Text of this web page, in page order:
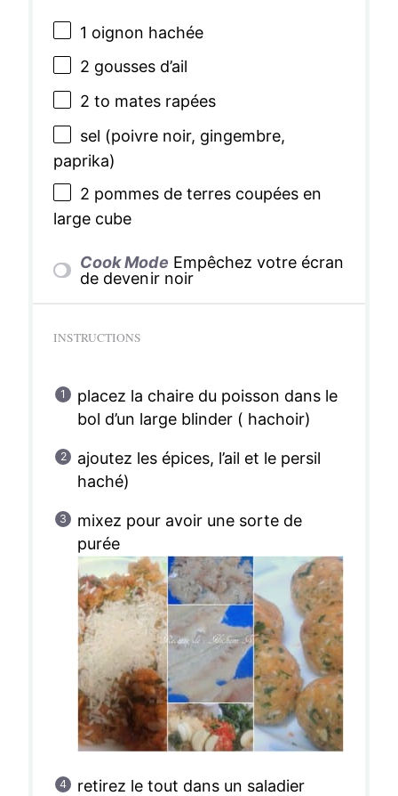
1 oignon hachée
2 gousses d’ail
2 to mates rapées
sel (poivre noir, gingembre,
paprika)
2 pommes de terres coupées en
large cube
Cook Mode Empêchez votre écran
de devenir noir
INSTRUCTIONS
placez la chaire du poisson dans le
bol d’un large blinder ( hachoir)
ajoutez les épices, l’ail et le persil
haché)
mixez pour avoir une sorte de
purée
retirez le tout dans un saladier